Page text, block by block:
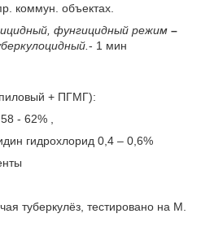
коммун. объектах.
фунгицидный режим –
- 1 мин
+ ПГМГ):
- 62% ,
гидрохлорид 0,4 – 0,6%
туберкулёз, тестировано на М.